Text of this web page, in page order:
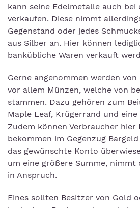
kann seine Edelmetalle auch bei
verkaufen. Diese nimmt
Gegenstand oder jedes
aus Silber an. Hier können
bankübliche Waren verkauft
Gerne angenommen werden
vor allem Münzen, welche von
stammen. Dazu gehören zum
Maple Leaf, Krügerrand und eine
Zudem können Verbraucher hier
bekommen im Gegenzug
das gewünschte Konto
um eine größere Summe, nimmt
in Anspruch.
Eines sollten Besitzer von Gold